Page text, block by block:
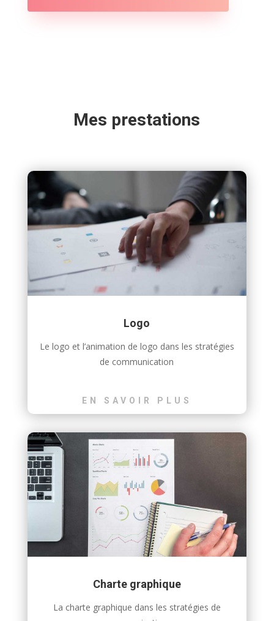
Mes prestations
Logo
Le logo et l’animation de logo dans les stratégies
de communication
EN SAVOIR PLUS
Charte graphique
La charte graphique dans les stratégies de